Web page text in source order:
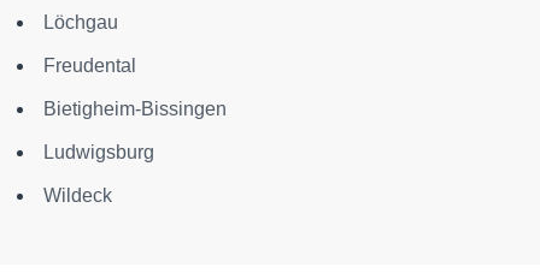
Löchgau
Freudental
Bietigheim-Bissingen
Ludwigsburg
Wildeck